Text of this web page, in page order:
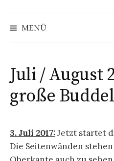
MENÜ
Juli / August
große
3. Juli 2017:Jetzt startet
Die Seitenwänden